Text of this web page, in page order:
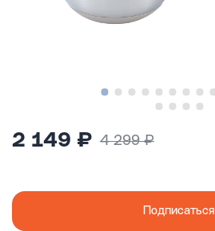
2 149 ₽ 4 299 ₽
Подписаться